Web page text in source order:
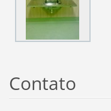
Contato